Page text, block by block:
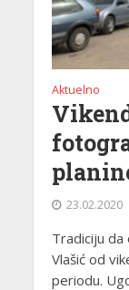
Aktuelno
23.02.2020
Tradiciju
Vlašić od
periodu.